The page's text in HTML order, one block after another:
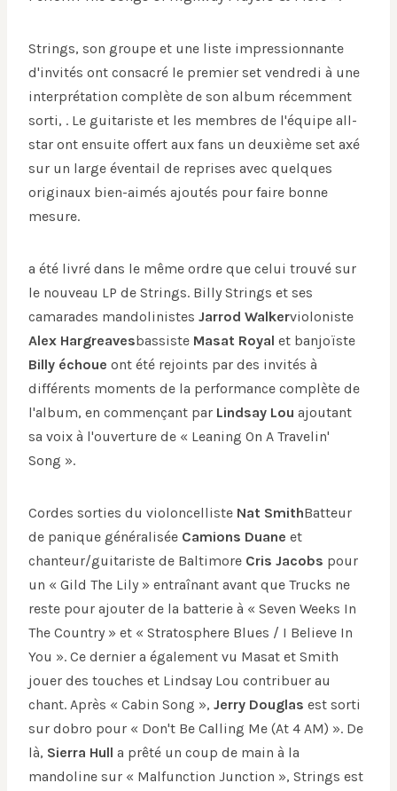
Strings, son groupe et une liste impressionnante
d'invités ont consacré le premier set vendredi à une
interprétation complète de son album récemment
sorti, . Le guitariste et les membres de l'équipe all-
star ont ensuite offert aux fans un deuxième set axé
sur un large éventail de reprises avec quelques
originaux bien-aimés ajoutés pour faire bonne
mesure.
a été livré dans le même ordre que celui trouvé sur
le nouveau LP de Strings. Billy Strings et ses
camarades mandolinistes Jarrod Walkervioloniste
Alex Hargreavesbassiste Masat Royal et banjoïste
Billy échoue ont été rejoints par des invités à
différents moments de la performance complète de
l'album, en commençant par Lindsay Lou ajoutant
sa voix à l'ouverture de « Leaning On A Travelin'
Song ».
Cordes sorties du violoncelliste Nat SmithBatteur
de panique généralisée Camions Duane et
chanteur/guitariste de Baltimore Cris Jacobs pour
un « Gild The Lily » entraînant avant que Trucks ne
reste pour ajouter de la batterie à « Seven Weeks In
The Country » et « Stratosphere Blues / I Believe In
You ». Ce dernier a également vu Masat et Smith
jouer des touches et Lindsay Lou contribuer au
chant. Après « Cabin Song », Jerry Douglas est sorti
sur dobro pour « Don't Be Calling Me (At 4 AM) ». De
là, Sierra Hull a prêté un coup de main à la
mandoline sur « Malfunction Junction », Strings est